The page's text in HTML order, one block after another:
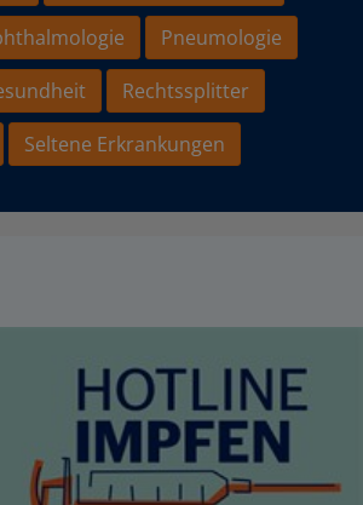
Pneumologie
Rechtssplitter
Seltene Erkrankungen